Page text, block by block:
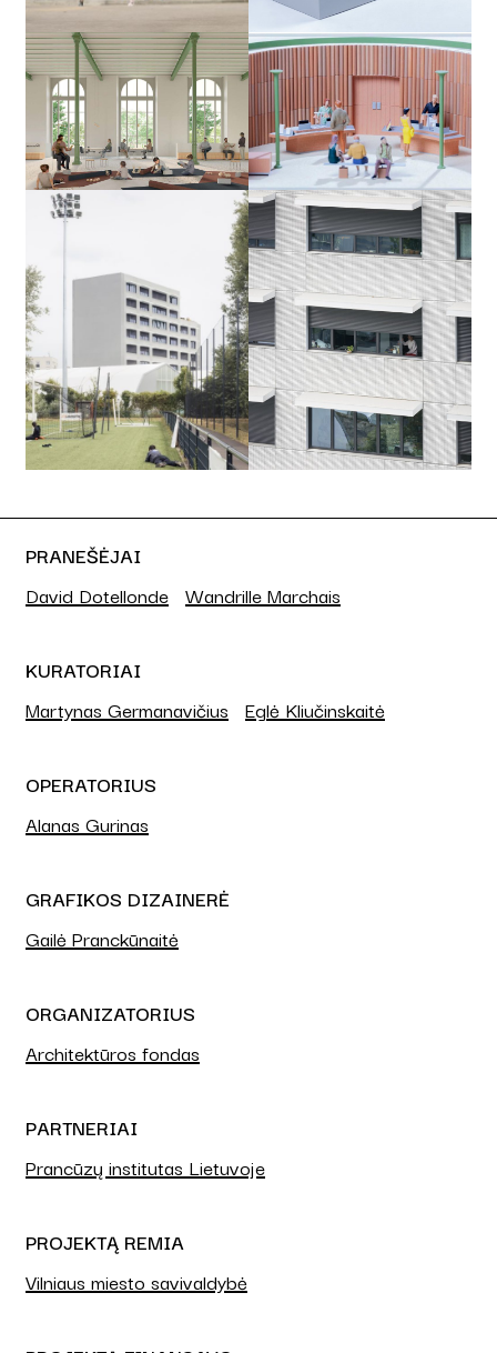
PRANEŠĖJAI
David Dotellonde Wandrille Marchais
KURATORIAI
Martynas Germanavičius Eglė Kliučinskaitė
OPERATORIUS
Alanas Gurinas
GRAFIKOS DIZAINERĖ
Gailė Pranckūnaitė
ORGANIZATORIUS
Architektūros fondas
PARTNERIAI
Prancūzų institutas Lietuvoje
PROJEKTĄ REMIA
Vilniaus miesto savivaldybė